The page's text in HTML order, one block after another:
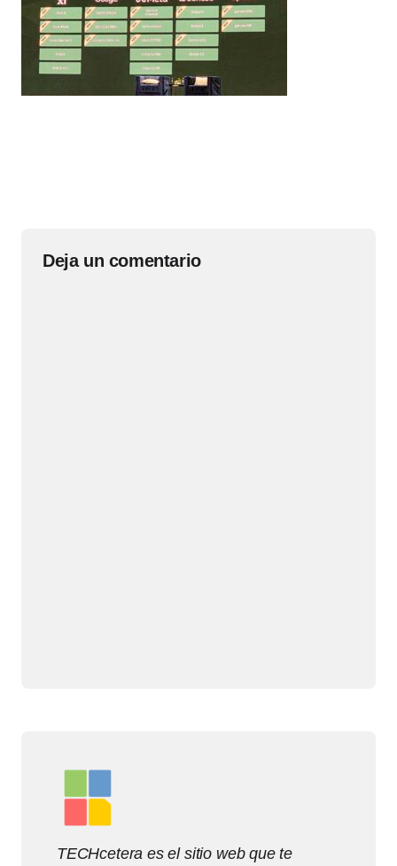
Deja un comentario
TECHcetera es el sitio web que te